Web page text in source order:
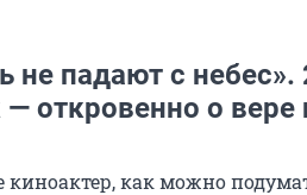
не падают с небес».
откровенно о вере
как можно